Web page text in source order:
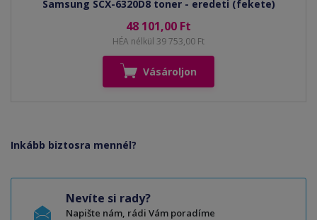
Samsung SCX-6320D8 toner - eredeti (fekete)
48 101,00 Ft
HÉA nélkül 39 753,00 Ft
Vásároljon
Inkább biztosra mennél?
Nevíte si rady?
Napište nám, rádi Vám poradíme